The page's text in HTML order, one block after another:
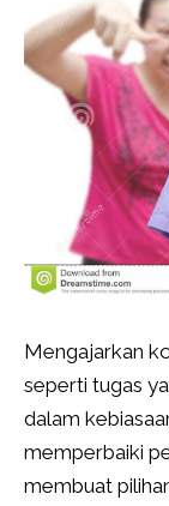
Mengajarkan
seperti tugas
dalam
memperbaiki
membuat